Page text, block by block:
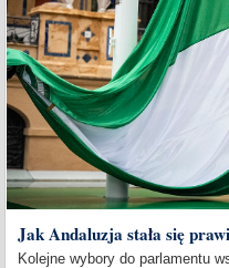
Jak Andaluzja stała się
Kolejne wybory do parlamentu